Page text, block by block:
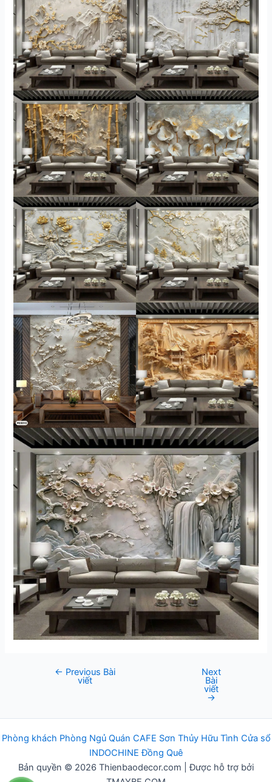
← Previous Bài
viết
Next
Bài
viết
→
Phòng khách Phòng Ngủ Quán CAFE Sơn Thủy Hữu Tình Cửa sổ
INDOCHINE Đồng Quê
Bản quyền © 2026 Thienbaodecor.com | Được hỗ trợ bởi